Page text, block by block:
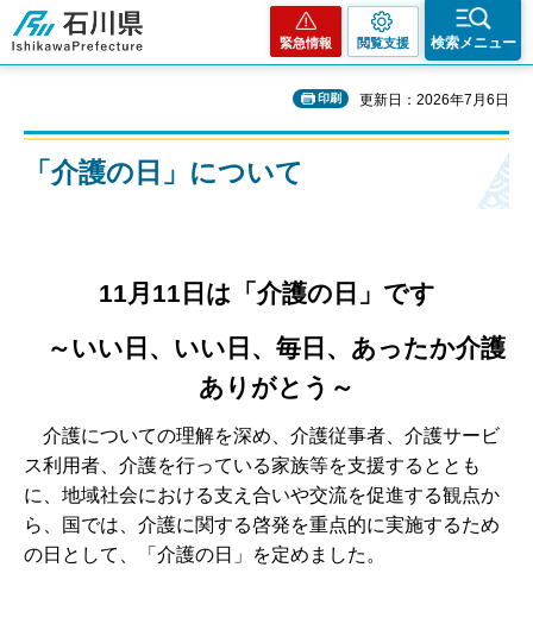
石川県
緊急情報 閲覧支援 検索メニュー
印刷 更新日：2026年7月6日
「介護の日」について
11月11日は「介護の日」です
～いい日、いい日、毎日、あったか介護
ありがとう～
介護についての理解を深め、介護従事者、介護サービ
ス利用者、介護を行っている家族等を支援するととも
に、地域社会における支え合いや交流を促進する観点か
ら、国では、介護に関する啓発を重点的に実施するため
の日として、「介護の日」を定めました。